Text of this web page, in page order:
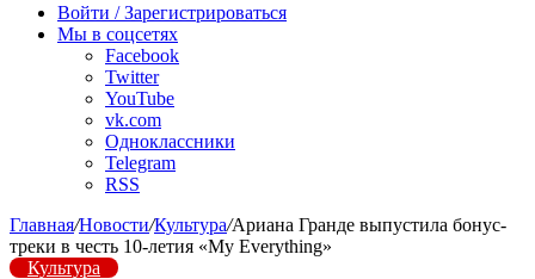
радио
Войти / Зарегистрироваться
Мы в соцсетях
Facebook
Twitter
YouTube
vk.com
Одноклассники
Telegram
RSS
Главная/Новости/Культура/Ариана Гранде выпустила бонус-
треки в честь 10-летия «My Everything»
Культура